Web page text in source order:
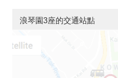
浪琴園3座的交通站點